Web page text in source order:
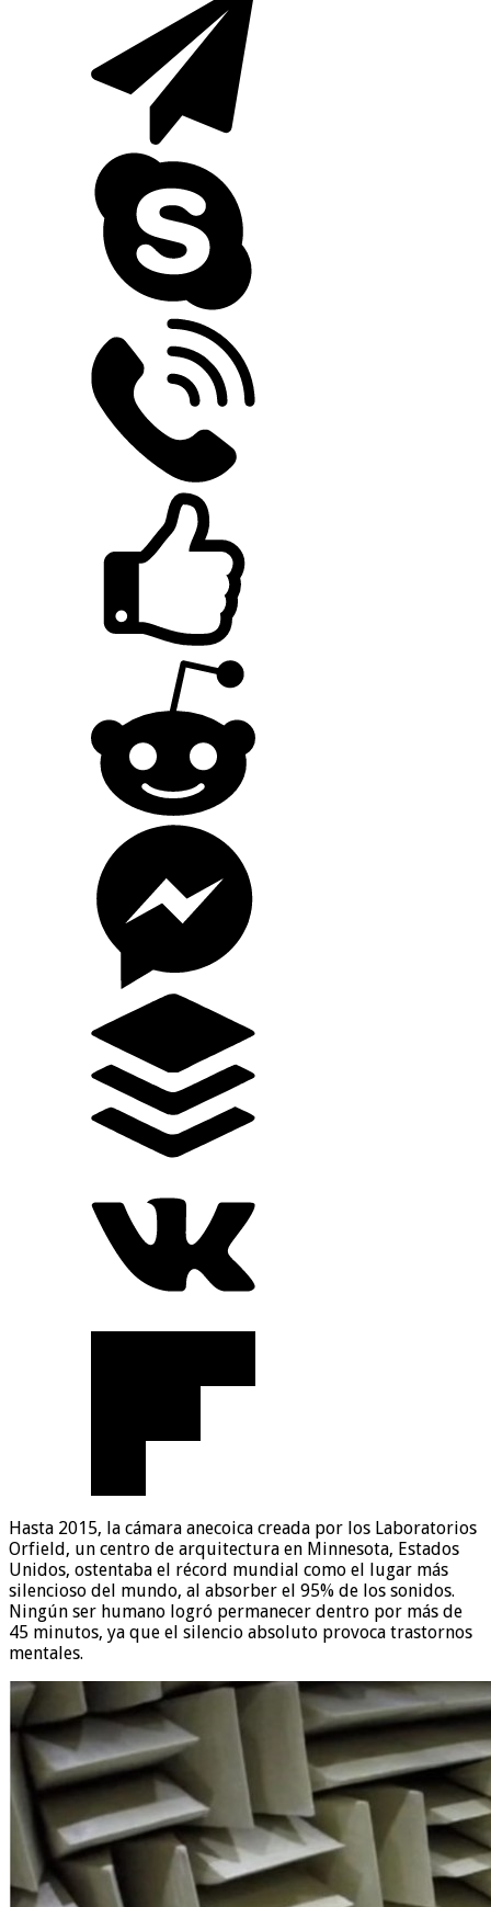
Hasta 2015, la cámara anecoica creada por los Laboratorios
Orfield, un centro de arquitectura en Minnesota, Estados
Unidos, ostentaba el récord mundial como el lugar más
silencioso del mundo, al absorber el 95% de los sonidos.
Ningún ser humano logró permanecer dentro por más de
45 minutos, ya que el silencio absoluto provoca trastornos
mentales.